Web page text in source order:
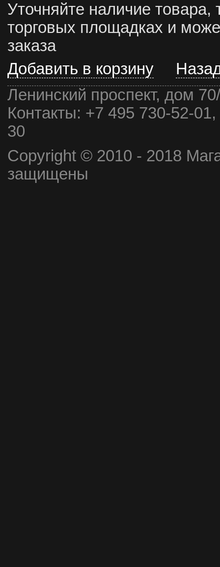
Уточняйте наличие товара,
торговых площадках и
заказа
Добавить в корзину
Ленинский проспект, дом
Контакты: +7 495 730-52-
30
Copyright © 2010 - 2018
защищены